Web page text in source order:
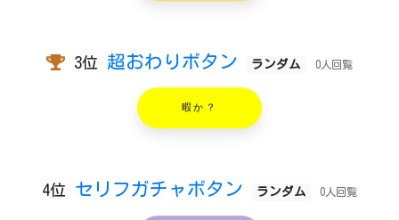
3位 超おわりボタン ランダム 0人回覧
暇か？
4位 セリフガチャボタン ランダム 0人回覧